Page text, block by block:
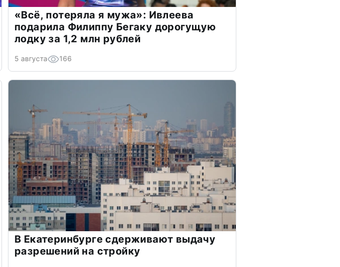
«Всё, потеряла я мужа»: Ивлеева
подарила Филиппу Бегаку дорогущую
лодку за 1,2 млн рублей
5 августа 166
В Екатеринбурге сдерживают выдачу
разрешений на стройку